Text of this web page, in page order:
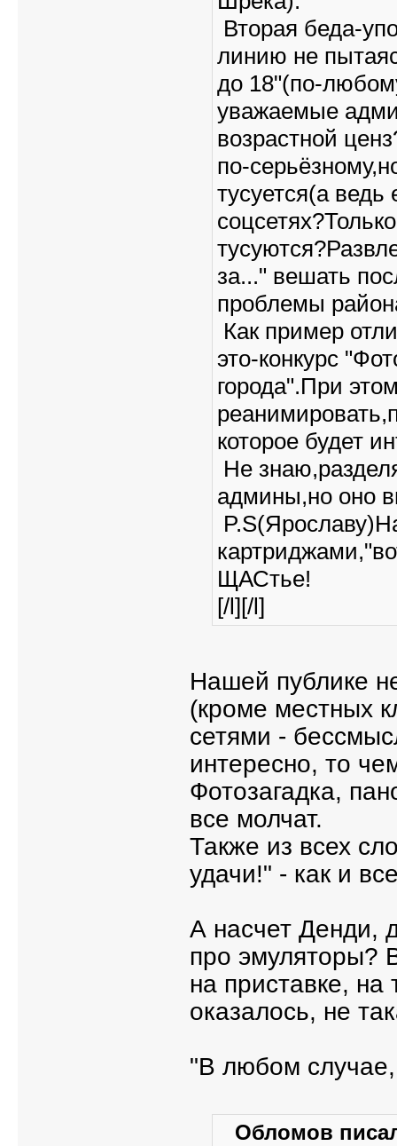
Вторая беда-
линию не
до 18"(по-
уважаемые
возрастной
по-
тусуется(а ведь
за..." вешать
проблемы
Как пример
это-конкурс
города".При
которое будет
Не
админы,но оно
ЩАСтье!
[/l][/l]
Нашей публике
(кроме местных
сетями -
интересно, то
Фотозагадка,
все молчат.
Также из всех
удачи!" - как и
А насчет Денди,
про эмуляторы?
на приставке,
оказалось, не
"В любом
Обломов